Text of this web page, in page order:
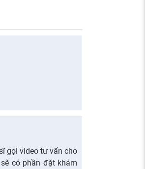
gọi video tư vấn cho
có phần đặt khám